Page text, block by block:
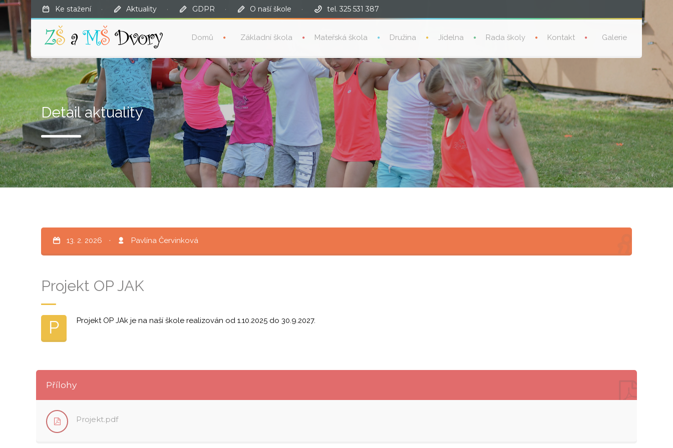
Ke stažení · Aktuality · GDPR · O naší škole · tel. 325 531 387
Domů Základní škola Mateřská škola Družina Jídelna Rada školy Kontakt Galerie
Detail aktuality
13. 2. 2026 · Pavlína Červinková
Projekt OP JAK
P Projekt OP JAk je na naší škole realizován od 1.10.2025 do 30.9.2027.
Přílohy
Projekt.pdf